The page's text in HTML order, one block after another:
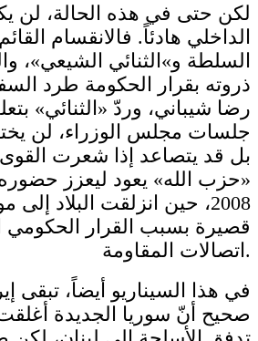
لكن حتى في هذه الحالة، لن
الداخلي هادئاً. فالانقسام
السلطة و»الثنائي الشيعي»،
ذروته بقرار الحكومة طرد
رضا شيباني، وردّ «الثنائي»
جلسات مجلس الوزراء، لن
بل قد يتصاعد إذا شعرت
«حزب الله» يعود ليعزز
2008، حين انزلقت البلاد
قصيرة بسبب القرار الحكومي
اتصالات المقاومة.
في هذا السيناريو أيضاً، تبقى
صحيح أنّ سوريا الجديدة